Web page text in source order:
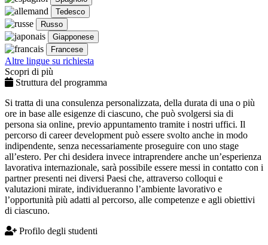
Tedesco
Russo
Giapponese
Francese
Altre lingue su richiesta
Scopri di più
Struttura del programma
Si tratta di una consulenza personalizzata, della durata di una o più
ore in base alle esigenze di ciascuno, che può svolgersi sia di
persona sia online, previo appuntamento tramite i nostri uffici. Il
percorso di career development può essere svolto anche in modo
indipendente, senza necessariamente proseguire con uno stage
all’estero. Per chi desidera invece intraprendere anche un’esperienza
lavorativa internazionale, sarà possibile essere messi in contatto con i
partner presenti nei diversi Paesi che, attraverso colloqui e
valutazioni mirate, individueranno l’ambiente lavorativo e
l’opportunità più adatti al percorso, alle competenze e agli obiettivi
di ciascuno.
Profilo degli studenti